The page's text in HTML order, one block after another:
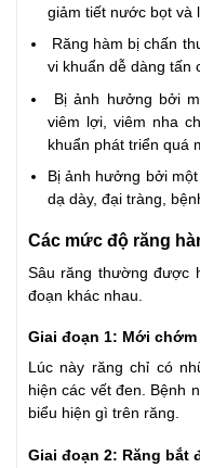
giảm tiết nước bọt và
Răng hàm bị chấn
vi khuẩn dễ dàng tấn
Bị ảnh hưởng bởi
viêm lợi, viêm nha
khuẩn phát triển quá
Bị ảnh hưởng bởi
dạ dày, đại tràng,
Các mức độ răng
Sâu răng thường được
đoạn khác nhau.
Giai đoạn 1: Mới
Lúc này răng chỉ có
hiện các vết đen. Bệnh
biểu hiện gì trên răng.
Giai đoạn 2: Răng bắt